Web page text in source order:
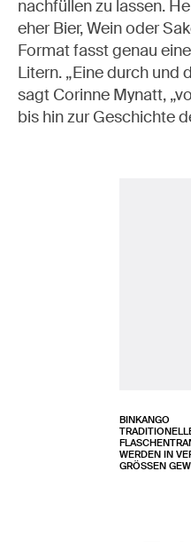
nachfüllen zu lassen.
eher Bier, Wein oder
Format fasst genau
Litern. „Eine durch und
sagt Corinne Mynatt,
bis hin zur Geschichte
BINKANGO
WERDEN IN
GRÖSSEN